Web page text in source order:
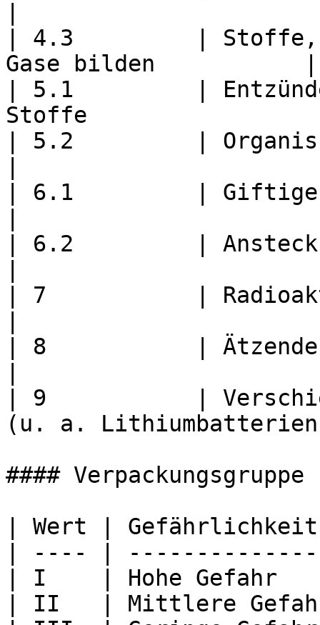
| 4.3         | Stoffe,
Gase bilden           |
| 5.1         |
Stoffe
| 5.2         |
| 6.1         | Giftige
| 6.2         |
| 7           |
| 8           | Ätzende
| 9           |
(u. a.
#### Verpackungsgruppe
| Wert |
| ---- |
| I    | Hohe Gefahr
| II   | Mittlere